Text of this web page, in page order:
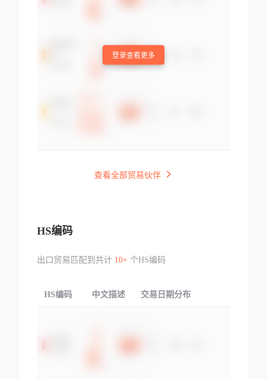
登录查看更多
查看全部贸易伙伴
HS编码
出口贸易匹配到共计 10+个HS编码
HS编码 中文描述 交易日期分布